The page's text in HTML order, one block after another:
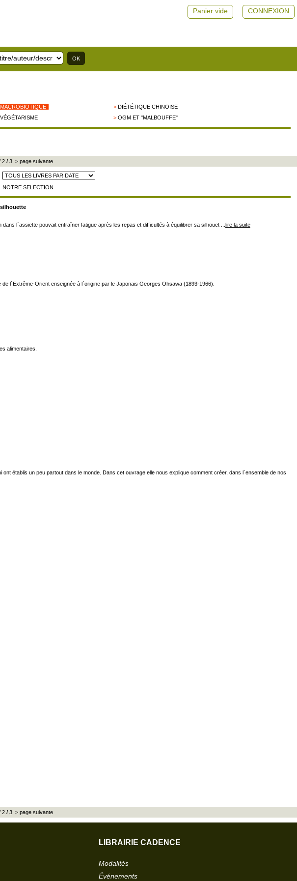
CONNEXION
Panier vide
MACROBIOTIQUE >DIÉTÉTIQUE CHINOISE
VÉGÉTARISME >OGM ET "MALBOUFFE"
2 / 3 > page suivante
NOTRE SELECTION
l´assiette pouvait entraîner fatigue après les repas et difficultés à équilibrer sa silhouet ... lire la suite
l´Extrême-Orient enseignée à l´origine par le Japonais Georges Ohsawa (1893-1966).
alimentaires.
établis un peu partout dans le monde. Dans cet ouvrage elle nous explique comment créer, dans l´ensemble de nos
2 / 3 > page suivante
LIBRAIRIE CADENCE
Modalités
Événements